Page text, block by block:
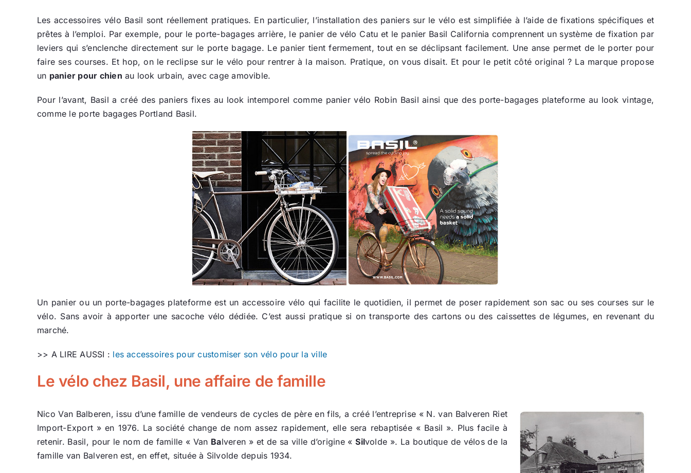
Les accessoires vélo Basil sont réellement pratiques. En particulier, l’installation des paniers sur le vélo est simplifiée à l’aide de fixations spécifiques et
prêtes à l’emploi. Par exemple, pour le porte-bagages arrière, le panier de vélo Catu et le panier Basil California comprennent un système de fixation par
leviers qui s’enclenche directement sur le porte bagage. Le panier tient fermement, tout en se déclipsant facilement. Une anse permet de le porter pour
faire ses courses. Et hop, on le reclipse sur le vélo pour rentrer à la maison. Pratique, on vous disait. Et pour le petit côté original ? La marque propose
un panier pour chien au look urbain, avec cage amovible.
Pour l’avant, Basil a créé des paniers fixes au look intemporel comme panier vélo Robin Basil ainsi que des porte-bagages plateforme au look vintage,
comme le porte bagages Portland Basil.
Un panier ou un porte-bagages plateforme est un accessoire vélo qui facilite le quotidien, il permet de poser rapidement son sac ou ses courses sur le
vélo. Sans avoir à apporter une sacoche vélo dédiée. C’est aussi pratique si on transporte des cartons ou des caissettes de légumes, en revenant du
marché.
>> A LIRE AUSSI : les accessoires pour customiser son vélo pour la ville
Le vélo chez Basil, une affaire de famille
Nico Van Balberen, issu d’une famille de vendeurs de cycles de père en fils, a créé l’entreprise « N. van Balveren Riet
Import-Export » en 1976. La société change de nom assez rapidement, elle sera rebaptisée « Basil ». Plus facile à
retenir. Basil, pour le nom de famille « Van Balveren » et de sa ville d’origine «Silvolde ». La boutique de vélos de la
famille van Balveren est, en effet, située à Silvolde depuis 1934.